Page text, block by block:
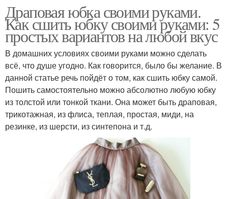
Драповая юбка своими руками.
Как сшить юбку своими руками: 5
простых вариантов на любой вкус
В домашних условиях своими руками можно сделать
всё, что душе угодно. Как говорится, было бы желание. В
данной статье речь пойдёт о том, как сшить юбку самой.
Пошить самостоятельно можно абсолютно любую юбку
из толстой или тонкой ткани. Она может быть драповая,
трикотажная, из флиса, теплая, простая, миди, на
резинке, из шерсти, из синтепона и т.д.